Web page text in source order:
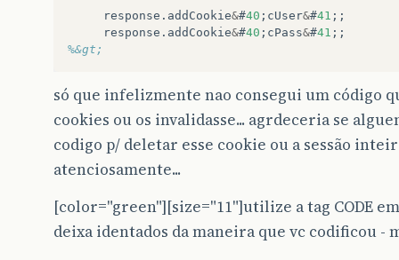
response . addCookie&#40 ; cUser&#41 ;;
response . addCookie&#40 ; cPass&#41 ;;
%&gt;
só que infelizmente nao consegui um código
cookies ou os invalidasse... agrdeceria se
codigo p/ deletar esse cookie ou a sessão
atenciosamente...
[color="green"][size="11"]utilize a tag CODE
deixa identados da maneira que vc codificou -